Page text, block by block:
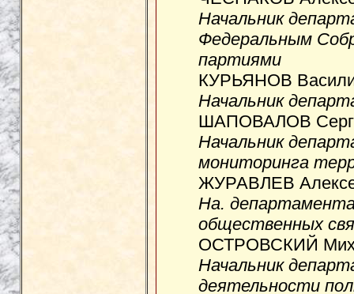
Начальник
Федеральным
партиями
КУРЬЯНОВ
Начальник
ШАПОВАЛОВ
Начальник
мониторинга
ЖУРАВЛЕВ
На.
общественных
ОСТРОВСКИЙ
Начальник
деятельности